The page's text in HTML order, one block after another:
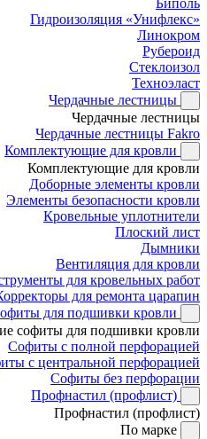
Биполь
Гидроизоляция «Унифлекс»
Линокром
Рубероид
Стеклоизол
Техноэласт
Чердачные лестницы
Чердачные лестницы
Чердачные лестницы Fakro
Комплектующие для кровли
Комплектующие для кровли
Доборные элементы кровли
Элементы безопасности кровли
Кровельные уплотнители
Плоский лист
Дымники
Вентиляция для кровли
для кровельных работ
для ремонта царапин
для подшивки кровли
софиты для подшивки кровли
Софиты с полной перфорацией
с центральной перфорацией
Софиты без перфорации
Профнастил (профлист)
Профнастил (профлист)
По марке